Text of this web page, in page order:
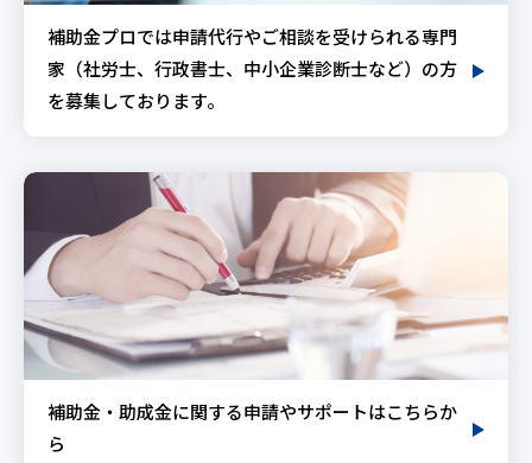
補助金プロでは申請代行やご相談を受けられる専門
家（社労士、行政書士、中小企業診断士など）の方
を募集しております。
補助金・助成金に関する申請やサポートはこちらか
ら